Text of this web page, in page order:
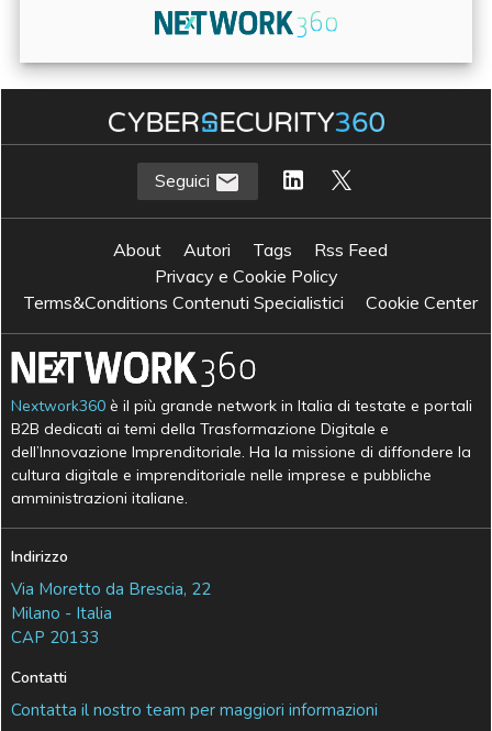
Seguici
About Autori Tags
Rss Feed
Privacy e Cookie Policy
Terms&Conditions Contenuti Specialistici
Cookie Center
Nextwork360 è il più grande network in Italia di testate e portali
B2B dedicati ai temi della Trasformazione Digitale e
dell’Innovazione Imprenditoriale. Ha la missione di diffondere la
cultura digitale e imprenditoriale nelle imprese e pubbliche
amministrazioni italiane.
Indirizzo
Via Moretto da Brescia, 22
Milano - Italia
CAP 20133
Contatti
Contatta il nostro team per maggiori informazioni